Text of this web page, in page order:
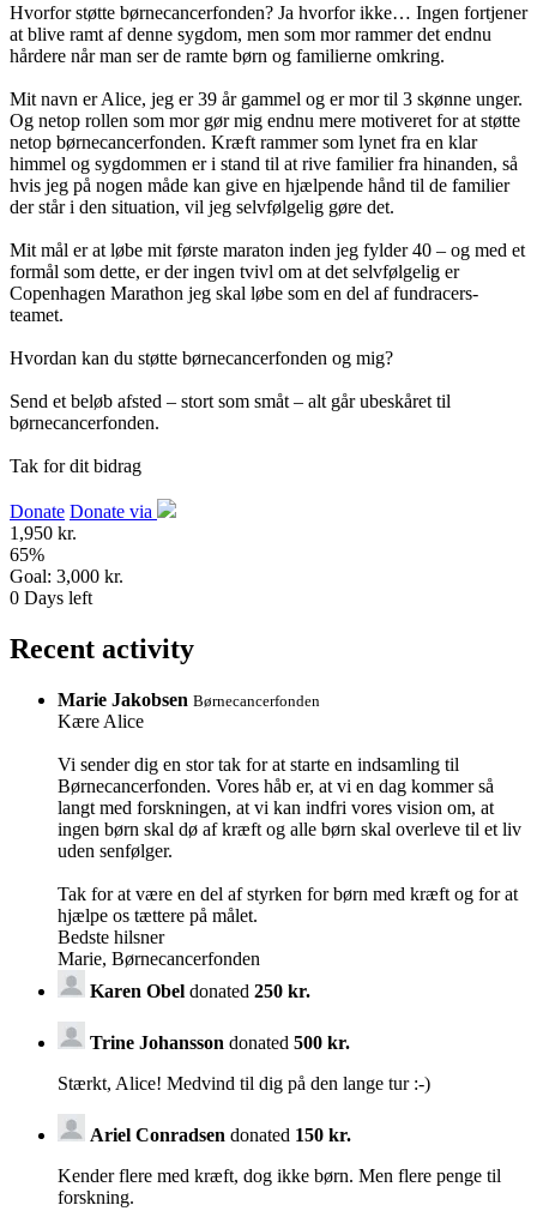
Hvorfor støtte børnecancerfonden? Ja hvorfor ikke… Ingen fortjener
at blive ramt af denne sygdom, men som mor rammer det endnu
hårdere når man ser de ramte børn og familierne omkring.
Mit navn er Alice, jeg er 39 år gammel og er mor til 3 skønne unger.
Og netop rollen som mor gør mig endnu mere motiveret for at støtte
netop børnecancerfonden. Kræft rammer som lynet fra en klar
himmel og sygdommen er i stand til at rive familier fra hinanden, så
hvis jeg på nogen måde kan give en hjælpende hånd til de familier
der står i den situation, vil jeg selvfølgelig gøre det.
Mit mål er at løbe mit første maraton inden jeg fylder 40 – og med et
formål som dette, er der ingen tvivl om at det selvfølgelig er
Copenhagen Marathon jeg skal løbe som en del af fundracers-
teamet.
Hvordan kan du støtte børnecancerfonden og mig?
Send et beløb afsted – stort som småt – alt går ubeskåret til
børnecancerfonden.
Tak for dit bidrag
Donate Donate via
1,950 kr.
65%
Goal: 3,000 kr.
0 Days left
Recent activity
Marie Jakobsen Børnecancerfonden
Kære Alice
Vi sender dig en stor tak for at starte en indsamling til
Børnecancerfonden. Vores håb er, at vi en dag kommer så
langt med forskningen, at vi kan indfri vores vision om, at
ingen børn skal dø af kræft og alle børn skal overleve til et liv
uden senfølger.
Tak for at være en del af styrken for børn med kræft og for at
hjælpe os tættere på målet.
Bedste hilsner
Marie, Børnecancerfonden
Karen Obel donated 250 kr.
Trine Johansson donated 500 kr.
Stærkt, Alice! Medvind til dig på den lange tur :-)
Ariel Conradsen donated 150 kr.
Kender flere med kræft, dog ikke børn. Men flere penge til
forskning.